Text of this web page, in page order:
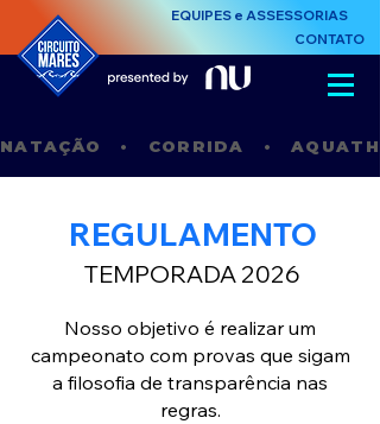
EQUIPES e ASSESSORIAS
CONTATO
NATAÇÃO   •   CORRIDA   •
REGULAMENTO
TEMPORADA 2026
Nosso objetivo é realizar um
campeonato com provas que sigam
a filosofia de transparência nas
regras.